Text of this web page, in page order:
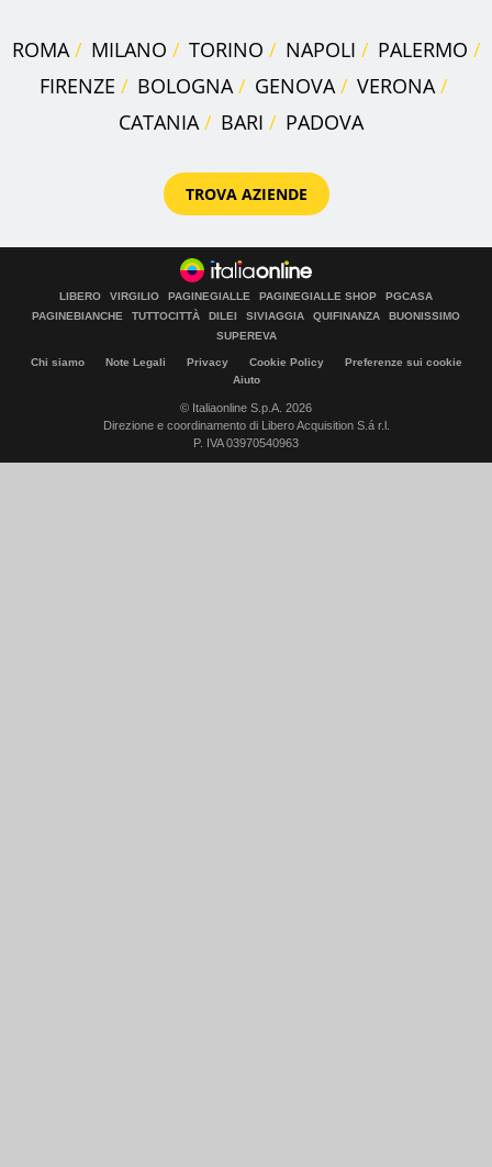
ROMA MILANO TORINO NAPOLI
PALERMO
FIRENZE
BOLOGNA GENOVA
VERONA
CATANIA
BARI PADOVA
TROVA AZIENDE
LIBERO VIRGILIO PAGINEGIALLE PAGINEGIALLE SHOP
PGCASA
PAGINEBIANCHE
TUTTOCITTÀ DILEI SIVIAGGIA QUIFINANZA
BUONISSIMO
SUPEREVA
Chi siamo Note Legali Privacy Cookie Policy
Preferenze sui cookie
Aiuto
© Italiaonline S.p.A. 2026
Direzione e coordinamento di Libero Acquisition S.á r.l.
P. IVA 03970540963